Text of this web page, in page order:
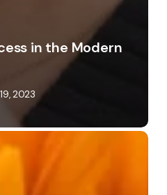
in the Modern
2023